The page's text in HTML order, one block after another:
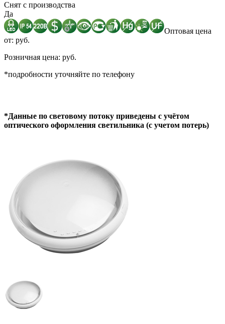
Снят с производства
Да
Оптовая цена
от: руб.
Розничная цена: руб.
*подробности уточняйте по телефону
*Данные по световому потоку приведены с учётом
оптического оформления светильника (с учетом потерь)